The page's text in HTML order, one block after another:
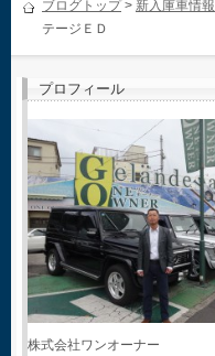
ブログトップ> 新入庫車情報
テージＥＤ
プロフィール
株式会社ワンオーナー